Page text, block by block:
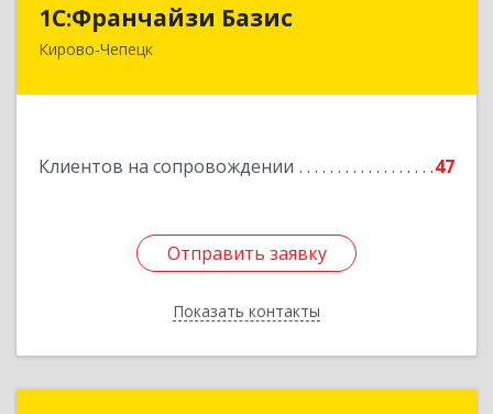
1С:Франчайзи Базис
Кирово-Чепецк
Клиентов на сопровождении 47
Отправить заявку
Показать контакты
613044, Кировская обл, город Кирово-Чепецк
Подробнее
Отправить заявку
Назад